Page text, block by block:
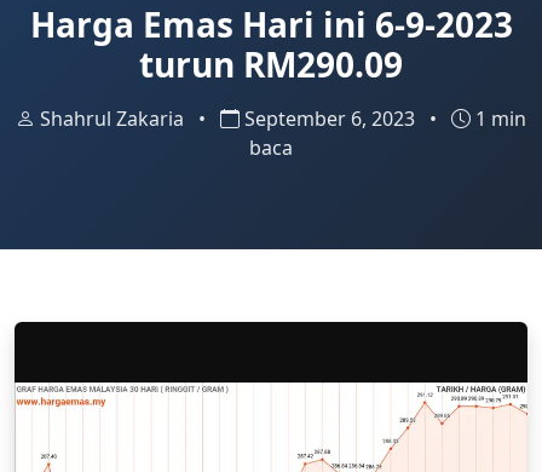
Harga Emas Hari ini 6-9-2023
turun RM290.09
Shahrul Zakaria • September 6, 2023 •
1 min
baca